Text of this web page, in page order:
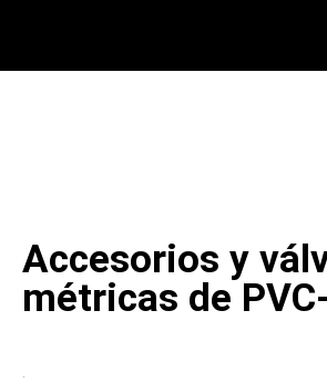
Conexiones
Accesorios y
métricas de
.